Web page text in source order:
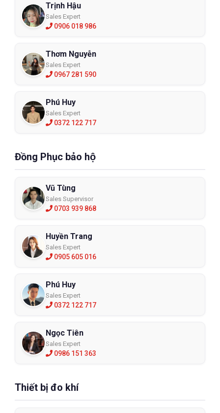
Trịnh Hậu
Sales Expert
0906 018 986
Thơm Nguyễn
Sales Expert
0967 281 590
Phú Huy
Sales Expert
0372 122 717
Đồng Phục bảo hộ
Vũ Tùng
Sales Supervisor
0703 939 868
Huyền Trang
Sales Expert
0905 605 016
Phú Huy
Sales Expert
0372 122 717
Ngọc Tiên
Sales Expert
0986 151 363
Thiết bị đo khí